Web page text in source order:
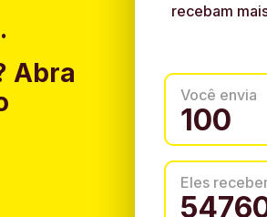
Abra
recebam
Você envia
Eles